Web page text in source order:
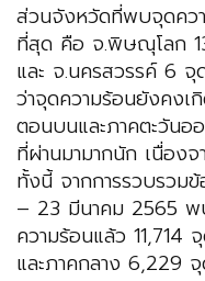
ส่วนจังหวัดที่พบจุดคว
ที่สุด คือ จ.พิษณุโลก
และ จ.นครสวรรค์ 6
ว่าจุดความร้อนยังคงเ
ตอนบนและภาคตะวันอ
ที่ผ่านมามากนัก เนื่อง
ทั้งนี้ จากการรวบรวม
– 23 มีนาคม 2565 พ
ความร้อนแล้ว 11,714
และภาคกลาง 6,229